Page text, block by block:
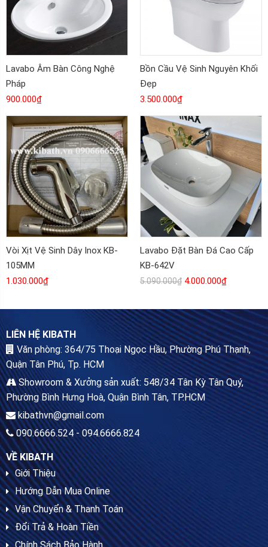
Lavabo Âm Bàn Công Nghệ
Pháp
900.000₫
Bồn Cầu Vệ Sinh Nguyên Khối
Đẹp
3.500.000₫
Vòi Xịt Vệ Sinh Dây Inox KB-
105MM
1.030.000₫
Lavabo Đặt Bàn Đá Cao Cấp
KB-642V
5.090.000₫ 4.000.000₫
LIÊN HỆ KIBATH
Văn phòng: 364/75 Thoại Ngọc Hầu, Phường Phú Thạnh,
Quận Tân Phú, Tp. HCM
Showroom & Xưởng sản xuất: 548/34 Tân Kỳ Tân Quý,
Phường Bình Hưng Hoà, Quận Bình Tân, TP.HCM
kibathvn@gmail.com
090.6666.524 - 094.6666.824
VỀ KIBATH
Giới Thiệu
Hướng Dẫn Mua Online
Vận Chuyển & Thanh Toán
Đổi Trả & Hoàn Tiền